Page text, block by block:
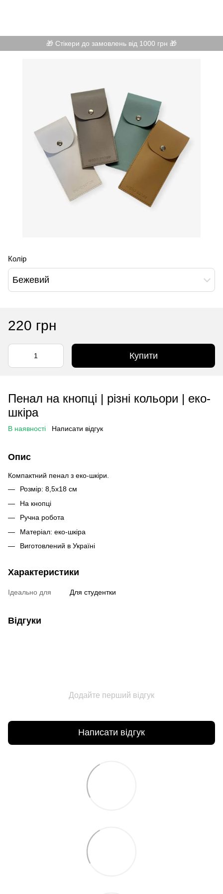
🎁 Стікери до замовлень від 1000 грн 🎁
Колір
Бежевий
220 грн
Купити
Пенал на кнопці | різні кольори | еко-
шкіра
В наявності Написати відгук
Опис
Компактний пенал з еко-шкіри.
Розмір: 8,5х18 см
На кнопці
Ручна робота
Матеріал: еко-шкіра
Виготовлений в Україні
Характеристики
Ідеально для Для студентки
Відгуки
Додайте перший відгук
Написати відгук